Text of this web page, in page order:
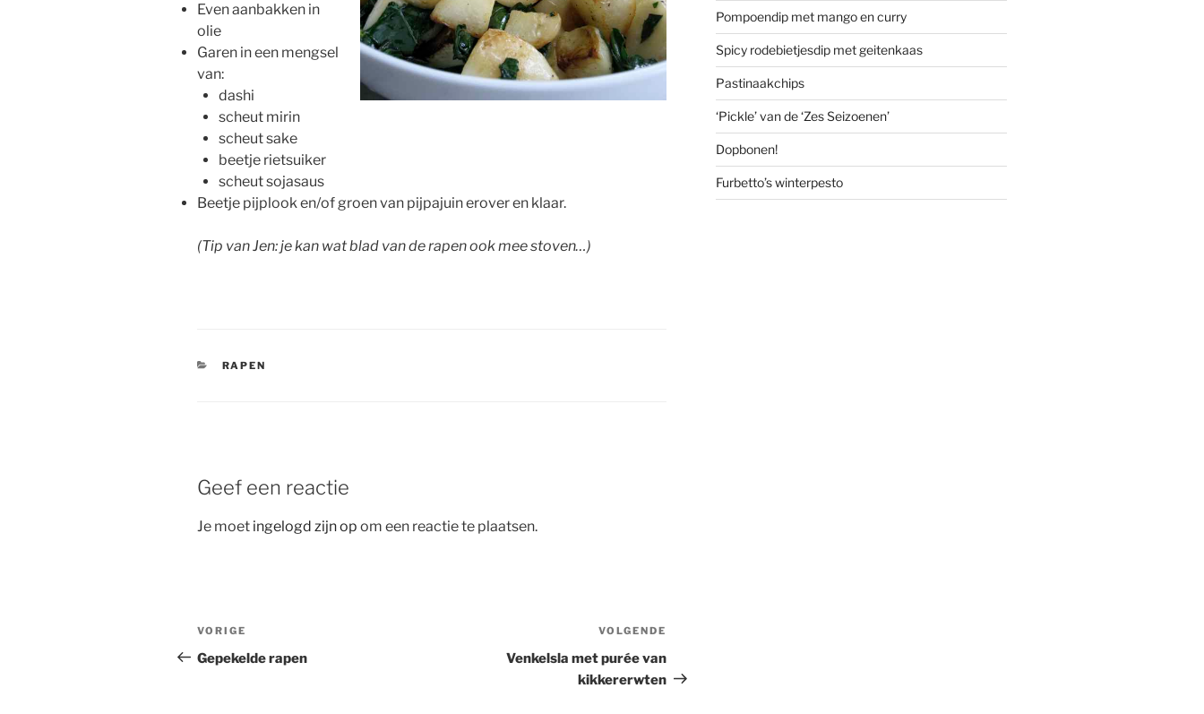
Even aanbakken in
olie
Garen in een mengsel
van:
dashi
scheut mirin
scheut sake
beetje rietsuiker
scheut sojasaus
Beetje pijplook en/of groen van pijpajuin erover en klaar.
(Tip van Jen: je kan wat blad van de rapen ook mee stoven…)
CATEGORIEËN
RAPEN
Geef een reactie
Je moet ingelogd zijn op om een reactie te plaatsen.
Bericht
navigatie
Vorig
bericht
VORIGE
Gepekelde rapen
bericht
VOLGENDE
Venkelsla met purée van
kikkererwten
Pompoendip met mango en curry
Spicy rodebietjesdip met geitenkaas
Pastinaakchips
‘Pickle’ van de ‘Zes Seizoenen’
Dopbonen!
Furbetto’s winterpesto